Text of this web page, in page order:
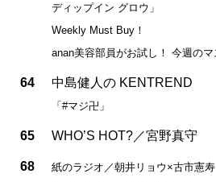
ディップイン グロウ」
Weekly Must Buy！
anan美容部員がお試し！ 今週のマ
64 中島健人の KENTREND
「#マジ卍」
65 WHO’S HOT?／宮野真守
68
紙のラジオ／朝井リョウ×古市憲寿